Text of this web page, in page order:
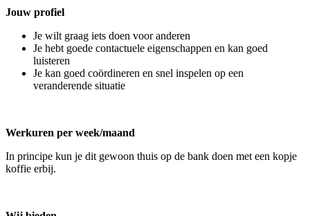
Jouw profiel
Je wilt graag iets doen voor anderen
Je hebt goede contactuele eigenschappen en kan goed
luisteren
Je kan goed coördineren en snel inspelen op een
veranderende situatie
Werkuren per week/maand
In principe kun je dit gewoon thuis op de bank doen met een kopje
koffie erbij.